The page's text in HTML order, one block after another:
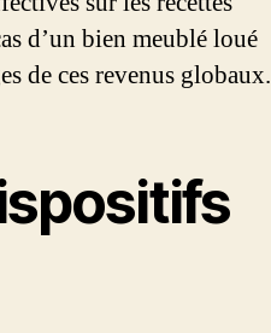
d’un bien meublé loué
de ces revenus globaux.